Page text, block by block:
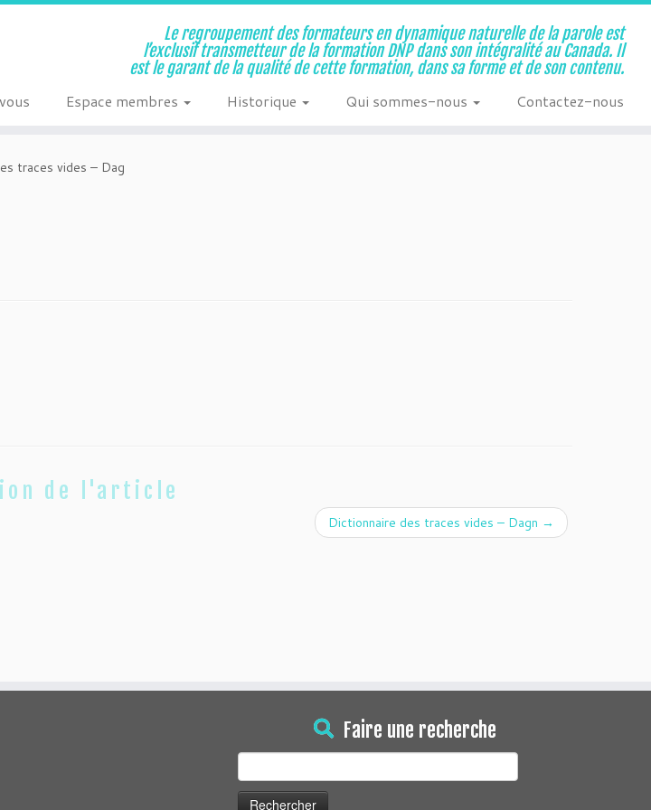
Le regroupement des formateurs en dynamique naturelle de la parole est
l’exclusif transmetteur de la formation DNP dans son intégralité au Canada. Il
est le garant de la qualité de cette formation, dans sa forme et de son contenu.
Espace membres Historique Qui sommes-nous Contactez-nous
traces vides – Dag
de l'article
Dictionnaire des traces vides – Dagn →
Faire une recherche